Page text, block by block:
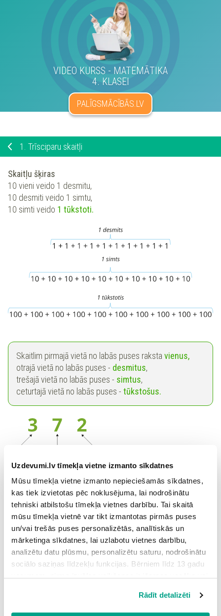
Uzdevumi.lv tīmekļa vietne izmanto sīkdatnes
Mūsu tīmekļa vietne izmanto nepieciešamās sīkdatnes,
kas tiek izvietotas pēc noklusējuma, lai nodrošinātu
tehniski atbilstošu tīmekļa vietnes darbību. Tai skaitā
mūsu tīmekļa vietnē var tikt izmantotas pirmās puses
un/vai trešās puses personalizētās, analītiskās un
mārketinga sīkdatnes, lai uzlabotu vietnes darbību,
analizētu datu plūsmu, personalizētu saturu, nodrošinātu
sociālo saziņas līdzekļu funkcijas. Bērniem līdz 13 gadu
Spiežot uz pogas “Apstiprināt visas”, Jūs piekrītat visām
sīkdatnēm, kas atrodas šajā tīmekļa vietnē, ieskaitot
Rādīt detalizēti
VIDEO KURSS - MATEMĀTIKA
4. KLASEI
PALĪGSMĀCĪBĀS.LV
1. Trīsciparu skaitļi
Skaitļu šķiras
10 vieni veido 1 desmitu,
10 desmiti veido 1 simtu,
10 simti veido 1 tūkstoti.
Skaitlim pirmajā vietā no labās puses raksta vienus,
otrajā vietā no labās puses - desmitus,
trešajā vietā no labās puses - simtus,
ceturtajā vietā no labās puses - tūkstošus.
Piemērs:
desmiti un6vieni!